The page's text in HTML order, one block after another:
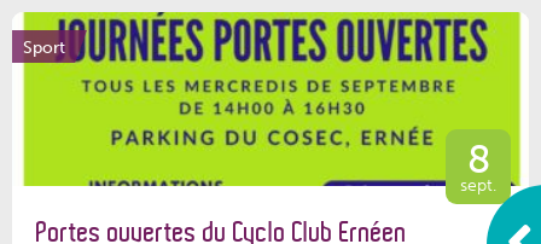
Sport
8
sept.
Portes ouvertes du Cyclo Club Ernéen